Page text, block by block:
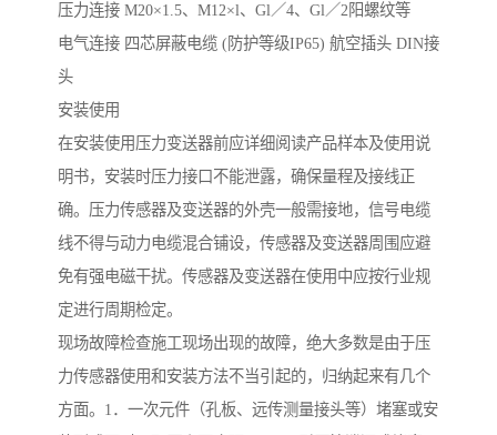
压力连接 M20×1.5、M12×l、Gl／4、Gl／2阳螺纹等
电气连接 四芯屏蔽电缆 (防护等级IP65) 航空插头 DIN接
头
安装使用
在安装使用压力变送器前应详细阅读产品样本及使用说
明书，安装时压力接口不能泄露，确保量程及接线正
确。压力传感器及变送器的外壳一般需接地，信号电缆
线不得与动力电缆混合铺设，传感器及变送器周围应避
免有强电磁干扰。传感器及变送器在使用中应按行业规
定进行周期检定。
现场故障检查施工现场出现的故障，绝大多数是由于压
力传感器使用和安装方法不当引起的，归纳起来有几个
方面。1．一次元件（孔板、远传测量接头等）堵塞或安